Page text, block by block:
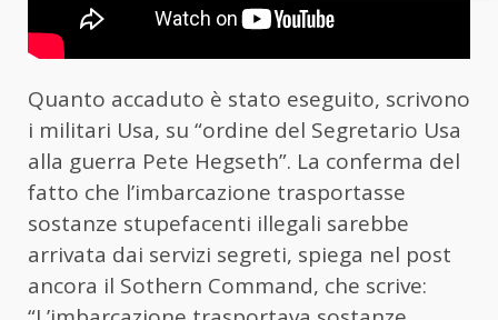
Quanto accaduto è stato eseguito, scrivono
i militari Usa, su “ordine del Segretario Usa
alla guerra Pete Hegseth”. La conferma del
fatto che l’imbarcazione trasportasse
sostanze stupefacenti illegali sarebbe
arrivata dai servizi segreti, spiega nel post
ancora il Sothern Command, che scrive: